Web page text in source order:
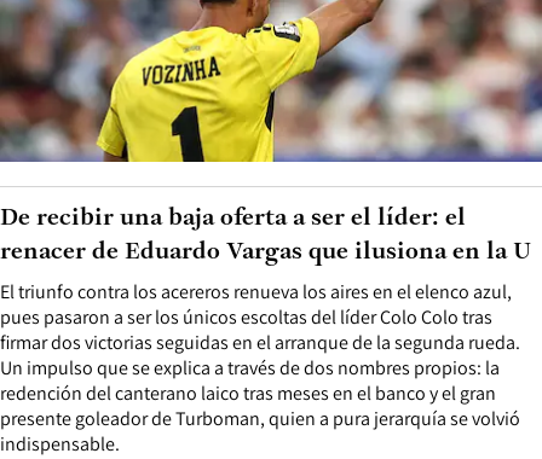
El triunfo contra los acereros renueva los aires en el elenco azul,
pues pasaron a ser los únicos escoltas del líder Colo Colo tras
firmar dos victorias seguidas en el arranque de la segunda rueda.
Un impulso que se explica a través de dos nombres propios: la
redención del canterano laico tras meses en el banco y el gran
presente goleador de Turboman, quien a pura jerarquía se volvió
indispensable.
De recibir una baja oferta a ser el líder: el
renacer de Eduardo Vargas que ilusiona en la U